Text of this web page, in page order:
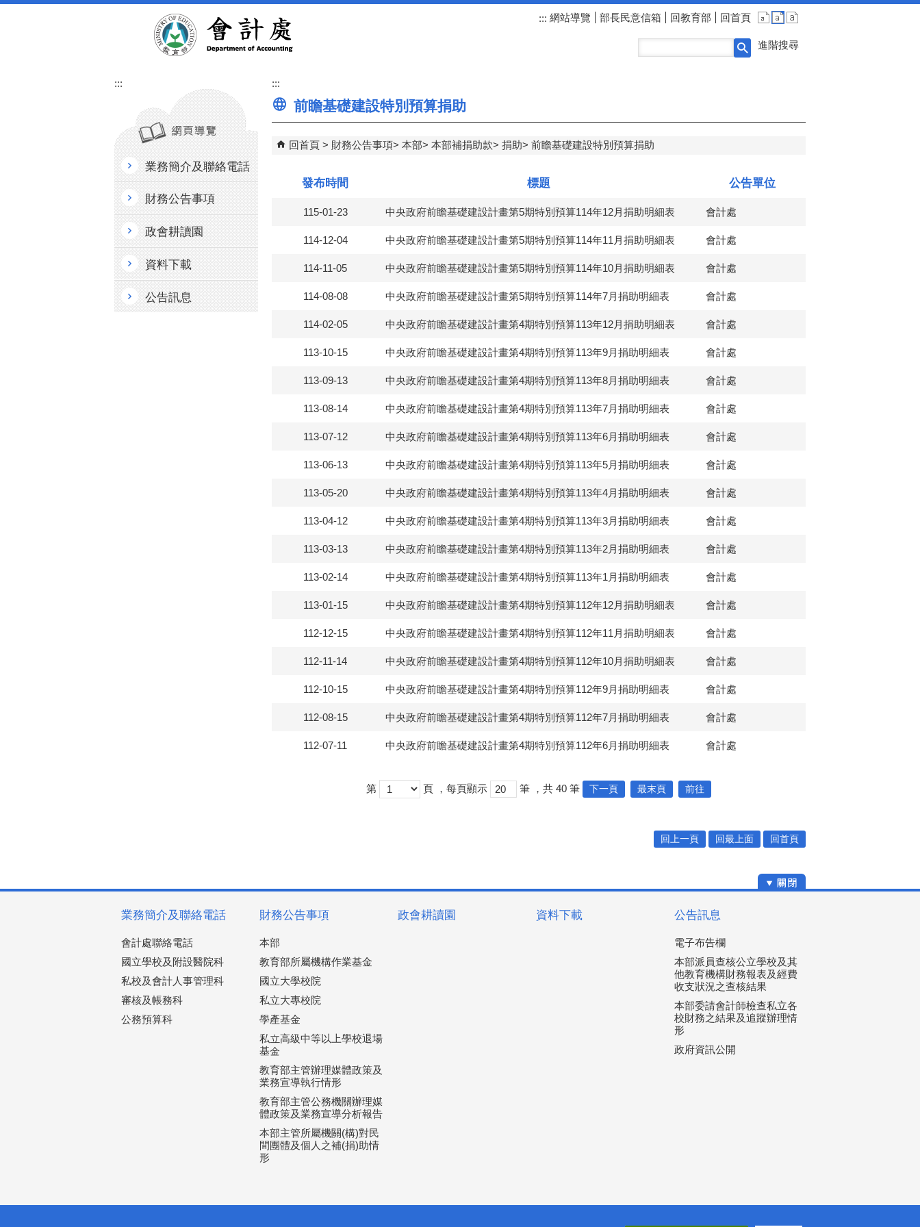
::: 網站導覽 部長民意信箱 回教育部 回首頁
進階搜尋
:::
業務簡介及聯絡電話
財務公告事項
政會耕讀園
資料下載
公告訊息
:::
前瞻基礎建設特別預算捐助
回首頁 財務公告事項 本部 本部補捐助款 捐助 前瞻基礎建設特別預算捐助
發布時間 標題 公告單位
115-01-23 中央政府前瞻基礎建設計畫第5期特別預算114年12月捐助明細表 會計處
114-12-04 中央政府前瞻基礎建設計畫第5期特別預算114年11月捐助明細表 會計處
114-11-05 中央政府前瞻基礎建設計畫第5期特別預算114年10月捐助明細表 會計處
114-08-08 中央政府前瞻基礎建設計畫第5期特別預算114年7月捐助明細表 會計處
114-02-05 中央政府前瞻基礎建設計畫第4期特別預算113年12月捐助明細表 會計處
113-10-15 中央政府前瞻基礎建設計畫第4期特別預算113年9月捐助明細表 會計處
113-09-13 中央政府前瞻基礎建設計畫第4期特別預算113年8月捐助明細表 會計處
113-08-14 中央政府前瞻基礎建設計畫第4期特別預算113年7月捐助明細表 會計處
113-07-12 中央政府前瞻基礎建設計畫第4期特別預算113年6月捐助明細表 會計處
113-06-13 中央政府前瞻基礎建設計畫第4期特別預算113年5月捐助明細表 會計處
113-05-20 中央政府前瞻基礎建設計畫第4期特別預算113年4月捐助明細表 會計處
113-04-12 中央政府前瞻基礎建設計畫第4期特別預算113年3月捐助明細表 會計處
113-03-13 中央政府前瞻基礎建設計畫第4期特別預算113年2月捐助明細表 會計處
113-02-14 中央政府前瞻基礎建設計畫第4期特別預算113年1月捐助明細表 會計處
113-01-15 中央政府前瞻基礎建設計畫第4期特別預算112年12月捐助明細表 會計處
112-12-15 中央政府前瞻基礎建設計畫第4期特別預算112年11月捐助明細表 會計處
112-11-14 中央政府前瞻基礎建設計畫第4期特別預算112年10月捐助明細表 會計處
112-10-15 中央政府前瞻基礎建設計畫第4期特別預算112年9月捐助明細表 會計處
112-08-15 中央政府前瞻基礎建設計畫第4期特別預算112年7月捐助明細表 會計處
112-07-11 中央政府前瞻基礎建設計畫第4期特別預算112年6月捐助明細表 會計處
第 頁 ，每頁顯示 筆 ，共 40 筆 下一頁 最末頁 前往
回上一頁 回最上面 回首頁
業務簡介及聯絡電話
會計處聯絡電話
國立學校及附設醫院科
私校及會計人事管理科
審核及帳務科
公務預算科
財務公告事項
本部
教育部所屬機構作業基金
國立大學校院
私立大專校院
學產基金
私立高級中等以上學校退場
基金
教育部主管辦理媒體政策及
業務宣導執行情形
教育部主管公務機關辦理媒
體政策及業務宣導分析報告
本部主管所屬機關(構)對民
間團體及個人之補(捐)助情
形
政會耕讀園 資料下載 公告訊息
電子布告欄
本部派員查核公立學校及其
他教育機構財務報表及經費
收支狀況之查核結果
本部委請會計師檢查私立各
校財務之結果及追蹤辦理情
形
政府資訊公開